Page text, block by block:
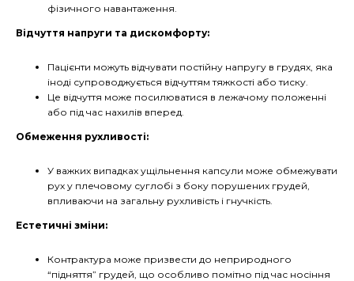
фізичного навантаження.
Відчуття напруги та дискомфорту:
Пацієнти можуть відчувати постійну напругу в грудях, яка
іноді супроводжується відчуттям тяжкості або тиску.
Це відчуття може посилюватися в лежачому положенні
або під час нахилів вперед.
Обмеження рухливості:
У важких випадках ущільнення капсули може обмежувати
рух у плечовому суглобі з боку порушених грудей,
впливаючи на загальну рухливість і гнучкість.
Естетичні зміни:
Контрактура може призвести до неприродного
“підняття” грудей, що особливо помітно під час носіння